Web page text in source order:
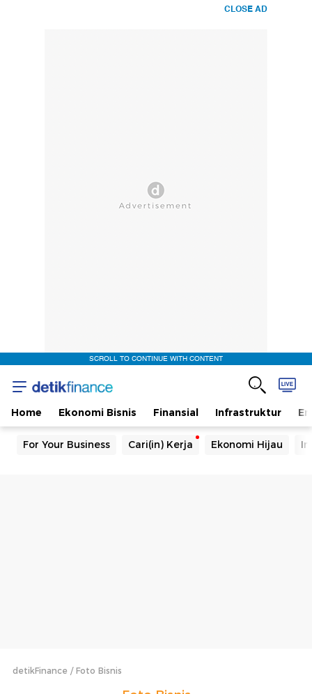
CLOSE AD
SCROLL TO CONTINUE WITH CONTENT
Home Ekonomi Bisnis Finansial Infrastruktur
For Your Business Cari(in) Kerja Ekonomi Hijau
detikFinance Foto Bisnis